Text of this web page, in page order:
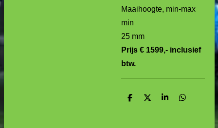
Maaihoogte, min-max
min
25 mm
Prijs € 1599,- inclusief
btw.
D
D
S
D